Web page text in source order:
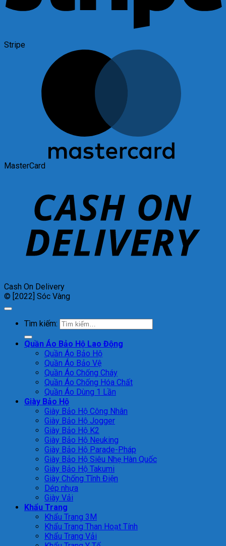
Stripe
MasterCard
Cash On Delivery
© [2022] Sóc Vàng
Tìm kiếm:
Quần Áo Bảo Hộ Lao Động
Quần Áo Bảo Hộ
Quần Áo Bảo Vệ
Quần Áo Chống Cháy
Quần Áo Chống Hóa Chất
Quần Áo Dùng 1 Lần
Giày Bảo Hộ
Giày Bảo Hộ Công Nhân
Giày Bảo Hộ Jogger
Giày Bảo Hộ K2
Giày Bảo Hộ Neuking
Giày Bảo Hộ Parade-Pháp
Giày Bảo Hộ Siêu Nhẹ Hàn Quốc
Giày Bảo Hộ Takumi
Giày Chống Tĩnh Điện
Dép nhựa
Giày Vải
Khẩu Trang
Khẩu Trang 3M
Khẩu Trang Than Hoạt Tính
Khẩu Trang Vải